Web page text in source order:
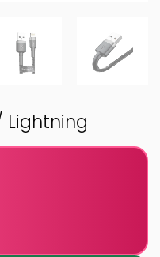
Lightning